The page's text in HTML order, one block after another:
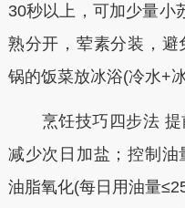
30秒以上，可加少量小
熟分开，荤素分装，避
锅的饭菜放冰浴(冷水+
烹饪技巧四步法 提
减少次日加盐；控制
油脂氧化(每日用油量